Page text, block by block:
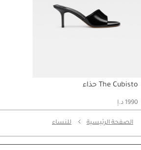
The Cubisto حذاء
حسابي
1990 د.إ
الصفحة الرئيسية للنساء